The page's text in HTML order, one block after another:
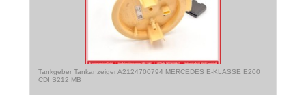
Tankgeber Tankanzeiger A2124700794 MERCEDES E-KLASSE E200
CDI S212 MB